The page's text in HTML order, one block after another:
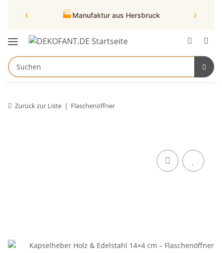
‹ 🏭 Manufaktur aus Hersbruck ›
Zurück zur Liste Flaschenöffner